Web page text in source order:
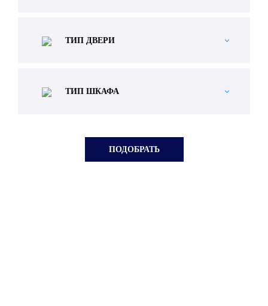
ТИП ДВЕРИ
ТИП ШКАФА